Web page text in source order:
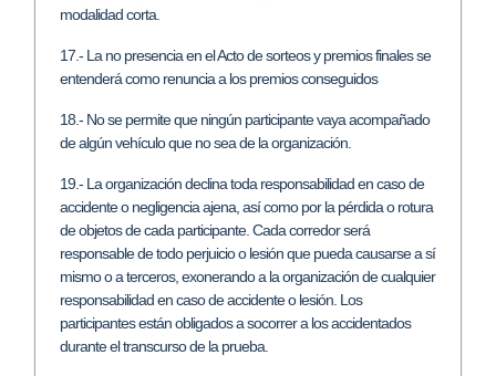
modalidad corta.
17.- La no presencia en el Acto de sorteos y premios finales se
entenderá como renuncia a los premios conseguidos
18.- No se permite que ningún participante vaya acompañado
de algún vehículo que no sea de la organización.
19.- La organización declina toda responsabilidad en caso de
accidente o negligencia ajena, así como por la pérdida o rotura
de objetos de cada participante. Cada corredor será
responsable de todo perjuicio o lesión que pueda causarse a sí
mismo o a terceros, exonerando a la organización de cualquier
responsabilidad en caso de accidente o lesión. Los
participantes están obligados a socorrer a los accidentados
durante el transcurso de la prueba.